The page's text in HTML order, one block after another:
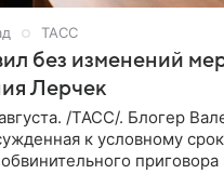
ТАСС
без изменений
Лерчек
/ТАСС/. Блогер
к условному